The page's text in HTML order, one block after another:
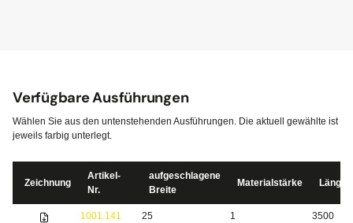
Verfügbare Ausführungen
Wählen Sie aus den untenstehenden Ausführungen. Die aktuell gewählte ist
jeweils farbig unterlegt.
Zeichnung
Artikel-
Nr.
aufgeschlagene
Breite
Materialstärke Länge
1001.141 25 1 3500